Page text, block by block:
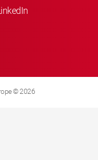
© 2026